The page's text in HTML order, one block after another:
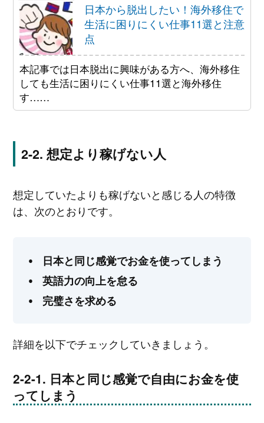
日本から脱出したい！海外移住で
生活に困りにくい仕事11選と注意
点
本記事では日本脱出に興味がある方へ、海外移住
しても生活に困りにくい仕事11選と海外移住
す……
想定より稼げない人
想定していたよりも稼げないと感じる人の特徴
は、次のとおりです。
日本と同じ感覚でお金を使ってしまう
英語力の向上を怠る
完璧さを求める
詳細を以下でチェックしていきましょう。
日本と同じ感覚で自由にお金を使
ってしまう